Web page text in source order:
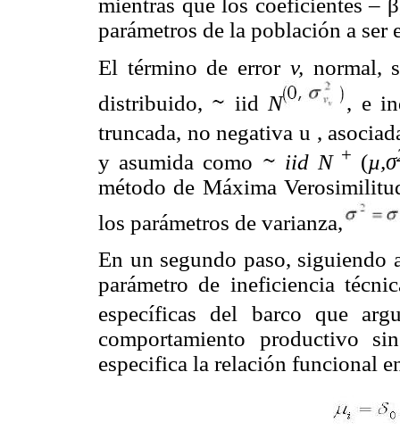
mientras que los coeficientes –
parámetros de la población a
El término de error v, normal,
distribuido,
iid N
, e
truncada, no negativa u ,
y asumida como
iid N+ (µ,σ
método de Máxima
los parámetros de varianza,
En un segundo paso, siguiendo
parámetro de ineficiencia
específicas del barco que
comportamiento productivo
especifica la relación funcional